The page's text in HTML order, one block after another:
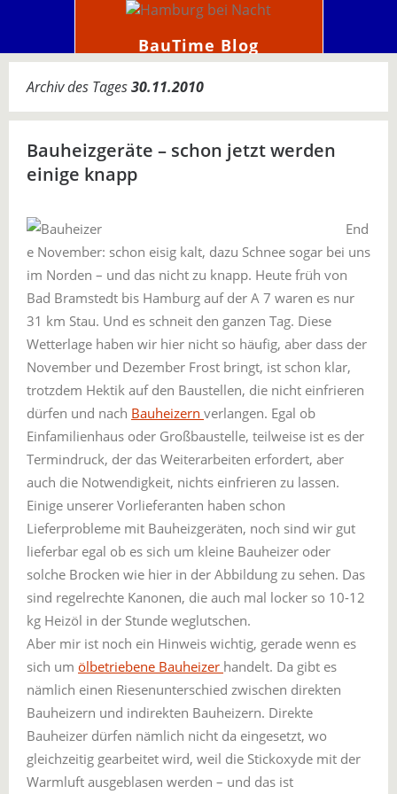
BauTime Blog
Archiv des Tages30.11.2010
Bauheizgeräte – schon jetzt werden
einige knapp
End
e November: schon eisig kalt, dazu Schnee sogar bei uns
im Norden – und das nicht zu knapp. Heute früh von
Bad Bramstedt bis Hamburg auf der A 7 waren es nur
31 km Stau. Und es schneit den ganzen Tag. Diese
Wetterlage haben wir hier nicht so häufig, aber dass der
November und Dezember Frost bringt, ist schon klar,
trotzdem Hektik auf den Baustellen, die nicht einfrieren
dürfen und nach Bauheizern verlangen. Egal ob
Einfamilienhaus oder Großbaustelle, teilweise ist es der
Termindruck, der das Weiterarbeiten erfordert, aber
auch die Notwendigkeit, nichts einfrieren zu lassen.
Einige unserer Vorlieferanten haben schon
Lieferprobleme mit Bauheizgeräten, noch sind wir gut
lieferbar egal ob es sich um kleine Bauheizer oder
solche Brocken wie hier in der Abbildung zu sehen. Das
sind regelrechte Kanonen, die auch mal locker so 10-12
kg Heizöl in der Stunde weglutschen.
Aber mir ist noch ein Hinweis wichtig, gerade wenn es
sich um ölbetriebene Bauheizer handelt. Da gibt es
nämlich einen Riesenunterschied zwischen direkten
Bauheizern und indirekten Bauheizern. Direkte
Bauheizer dürfen nämlich nicht da eingesetzt, wo
gleichzeitig gearbeitet wird, weil die Stickoxyde mit der
Warmluft ausgeblasen werden – und das ist